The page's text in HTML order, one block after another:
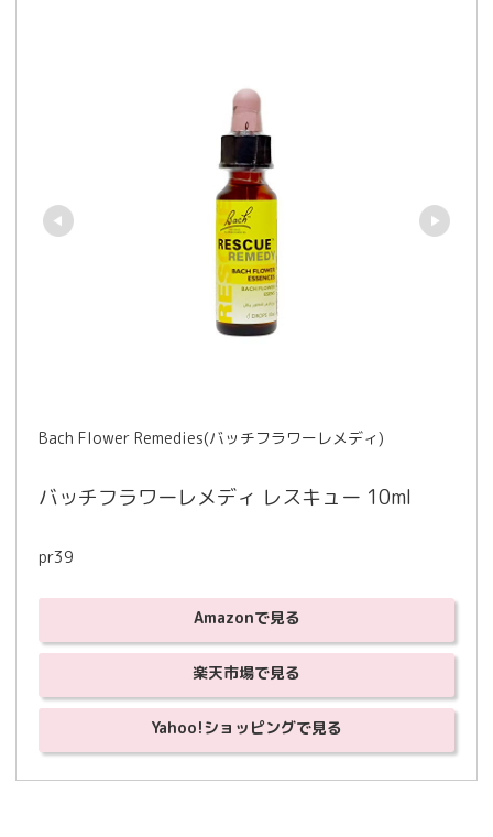
Bach Flower Remedies(バッチフラワーレメディ)
バッチフラワーレメディ レスキュー 10ml
pr39
Amazonで見る
楽天市場で見る
Yahoo!ショッピングで見る